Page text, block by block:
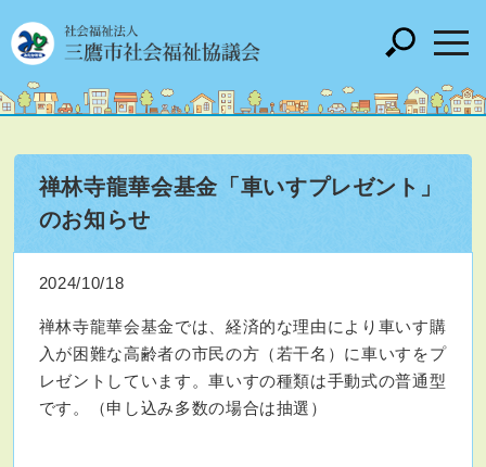
禅林寺龍華会基金「車いすプレゼント」
のお知らせ
2024/10/18
禅林寺龍華会基金では、経済的な理由により車いす購
入が困難な高齢者の市民の方（若干名）に車いすをプ
レゼントしています。車いすの種類は手動式の普通型
です。（申し込み多数の場合は抽選）